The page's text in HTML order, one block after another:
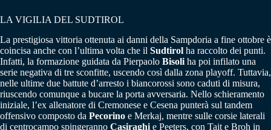
LA VIGILIA DEL SUDTIROL
La prestigiosa vittoria ottenuta ai danni della Sampdoria a fine ottobre è
coincisa anche con l’ultima volta che il Sudtirol ha raccolto dei punti.
Infatti, la formazione guidata da Pierpaolo Bisoli ha poi infilato una
serie negativa di tre sconfitte, uscendo così dalla zona playoff. Tuttavia,
nelle ultime due battute d’arresto i biancorossi sono caduti di misura,
riuscendo comunque a bucare la porta avversaria. Nello schieramento
iniziale, l’ex allenatore di Cremonese e Cesena punterà sul tandem
offensivo composto da Pecorino e Merkaj, mentre sulle corsie laterali
di centrocampo spingeranno Casiraghi e Peeters, con Tait e Broh in